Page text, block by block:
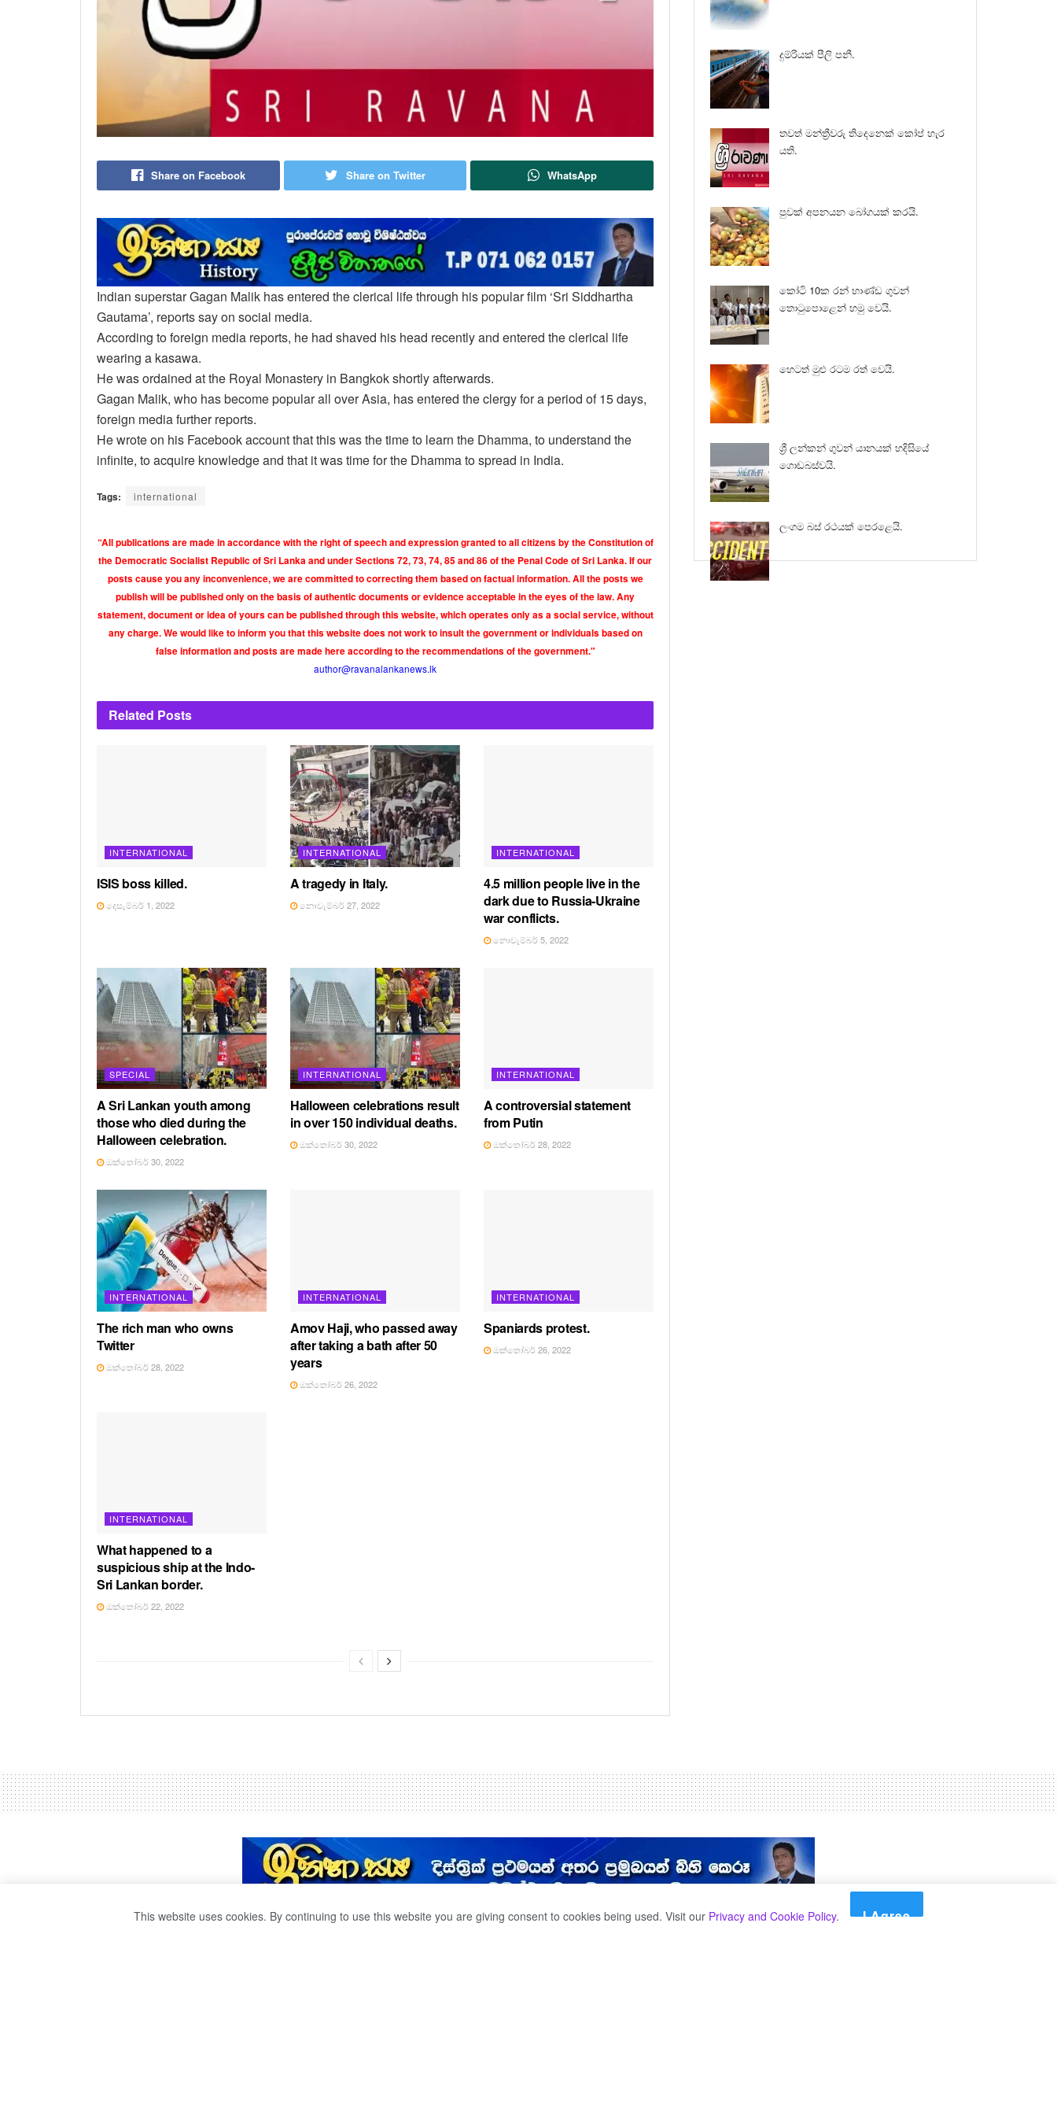
Share on Facebook Share on Twitter WhatsApp
Indian superstar Gagan Malik has entered the clerical life through his popular film ‘Sri Siddhartha
Gautama’, reports say on social media.
According to foreign media reports, he had shaved his head recently and entered the clerical life
wearing a kasawa.
He was ordained at the Royal Monastery in Bangkok shortly afterwards.
Gagan Malik, who has become popular all over Asia, has entered the clergy for a period of 15 days,
foreign media further reports.
He wrote on his Facebook account that this was the time to learn the Dhamma, to understand the
infinite, to acquire knowledge and that it was time for the Dhamma to spread in India.
Tags: international
“All publications are made in accordance with the right of speech and expression granted to all citizens by the Constitution of
the Democratic Socialist Republic of Sri Lanka and under Sections 72, 73, 74, 85 and 86 of the Penal Code of Sri Lanka. If our
posts cause you any inconvenience, we are committed to correcting them based on factual information. All the posts we
publish will be published only on the basis of authentic documents or evidence acceptable in the eyes of the law. Any
statement, document or idea of yours can be published through this website, which operates only as a social service, without
any charge. We would like to inform you that this website does not work to insult the government or individuals based on
false information and posts are made here according to the recommendations of the government."
author@ravanalankanews.lk
Related Posts
INTERNATIONAL
ISIS boss killed.
දෙසැම්බර් 1, 2022
INTERNATIONAL
A tragedy in Italy.
නොවැම්බර් 27, 2022
INTERNATIONAL
4.5 million people live in the
dark due to Russia-Ukraine
war conflicts.
නොවැම්බර් 5, 2022
SPECIAL
A Sri Lankan youth among
those who died during the
Halloween celebration.
ඔක්තෝබර් 30, 2022
INTERNATIONAL
Halloween celebrations result
in over 150 individual deaths.
ඔක්තෝබර් 30, 2022
INTERNATIONAL
A controversial statement
from Putin
ඔක්තෝබර් 28, 2022
INTERNATIONAL
The rich man who owns
Twitter
ඔක්තෝබර් 28, 2022
INTERNATIONAL
Amov Haji, who passed away
after taking a bath after 50
years
ඔක්තෝබර් 26, 2022
INTERNATIONAL
Spaniards protest.
ඔක්තෝබර් 26, 2022
INTERNATIONAL
What happened to a
suspicious ship at the Indo-
Sri Lankan border.
ඔක්තෝබර් 22, 2022
දුම්රියක් පීලි පනී.
තවත් මන්ත්‍රීවරු තිදෙනෙක් කෝප් හැර
යති.
පුවක් අපනයන බෝගයක් කරයි.
කෝටි 10ක රන් භාණ්ඩ ගුවන්
තොටුපොළෙන් හමු වෙයි.
හෙටත් මුළු රටම රත් වෙයි.
ශ්‍රී ලන්කන් ගුවන් යානයක් හදිසියේ
ගොඩබස්වයි.
ලංගම බස් රථයක් පෙරළෙයි.
This website uses cookies. By continuing to use this website you are giving consent to cookies being used. Visit our Privacy and Cookie Policy. I Agree